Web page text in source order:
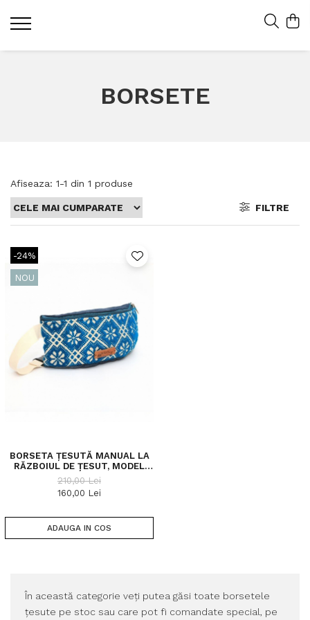
BORSETE
Afiseaza: 1-1 din 1 produse
FILTRE
-24%
NOU
BORSETA ȚESUTĂ MANUAL LA
RĂZBOIUL DE ȚESUT, MODEL
FLORI
210,00 Lei
160,00 Lei
ADAUGA IN COS
În această categorie veți putea găsi toate borsetele
țesute pe stoc sau care pot fi comandate special, pe